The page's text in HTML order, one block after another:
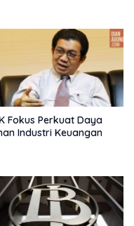
Fokus Perkuat Daya
Industri Keuangan